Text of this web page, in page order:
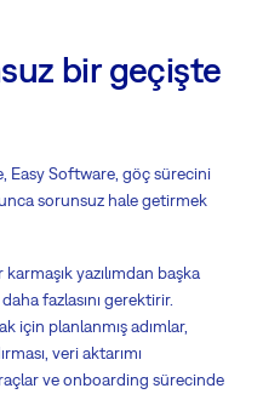
bir geçişte
Easy Software, göç sürecini
sorunsuz hale getirmek
karmaşık yazılımdan başka
fazlasını gerektirir.
için planlanmış adımlar,
veri aktarımı
ve onboarding sürecinde